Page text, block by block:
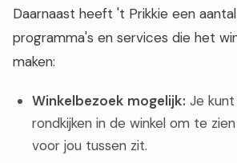
Daarnaast heeft 't Prikkie een
programma's en services die het
maken:
Winkelbezoek mogelijk: Je
rondkijken in de winkel om te
voor jou tussen zit.